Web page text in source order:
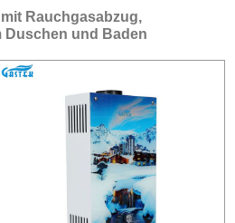
Rauchgasabzug,
Duschen und Baden